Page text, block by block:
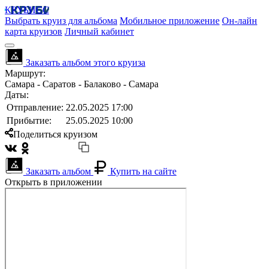
КРУБИСС
Выбрать круиз для альбома Мобильное приложение Он-лайн
карта круизов Личный кабинет
Заказать альбом этого круиза
Маршрут:
Самара - Саратов - Балаково - Самара
Даты:
Отправление: 22.05.2025 17:00
Прибытие:
25.05.2025 10:00
Поделиться круизом
Заказать альбом
Купить на сайте
Открыть в приложении